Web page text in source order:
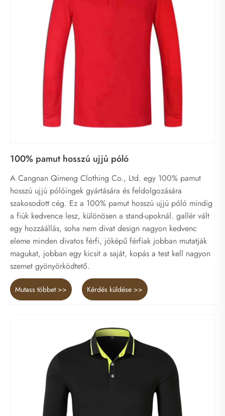
100% pamut hosszú ujjú póló
A Cangnan Qimeng Clothing Co., Ltd. egy 100% pamut
hosszú ujjú pólóingek gyártására és feldolgozására
szakosodott cég. Ez a 100% pamut hosszú ujjú póló mindig
a fiúk kedvence lesz, különösen a stand-upoknál. gallér vált
egy hozzáállás, soha nem divat design nagyon kedvenc
eleme minden divatos férfi, jóképű férfiak jobban mutatják
magukat, jobban egy kicsit a saját, kopás a test kell nagyon
szemet gyönyörködtető.
Mutass többet >> Kérdés küldése >>